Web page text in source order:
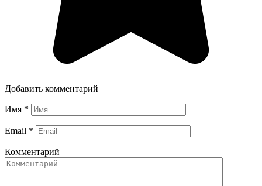
Добавить комментарий
Имя *
Email *
Комментарий